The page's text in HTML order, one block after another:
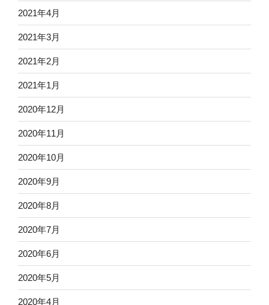
2021年4月
2021年3月
2021年2月
2021年1月
2020年12月
2020年11月
2020年10月
2020年9月
2020年8月
2020年7月
2020年6月
2020年5月
2020年4月